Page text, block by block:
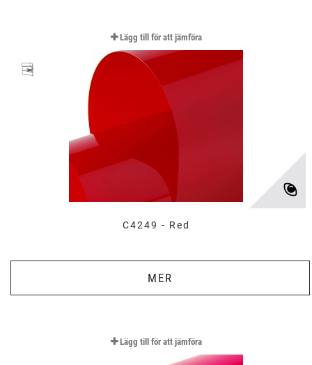
C4249 - Red
MER
Lägg till för att jämföra
Lägg till för att jämföra